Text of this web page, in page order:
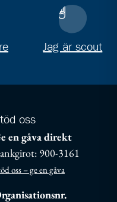
Jag är scout
oss
en gåva direkt
900-3161
oss – ge en gåva